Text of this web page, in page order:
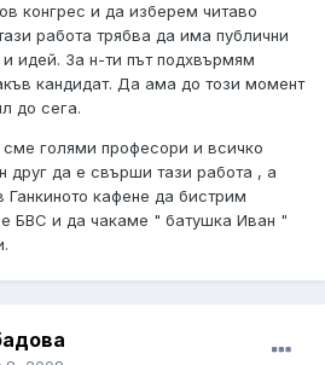
конгрес и да изберем читаво
работа трябва да има публични
идей. За н-ти път подхвърмям
кандидат. Да ама до този момент
до сега.
голями професори и всичко
друг да е свърши тази работа , а
кафене да бистрим
БВС и да чакаме " батушка Иван "